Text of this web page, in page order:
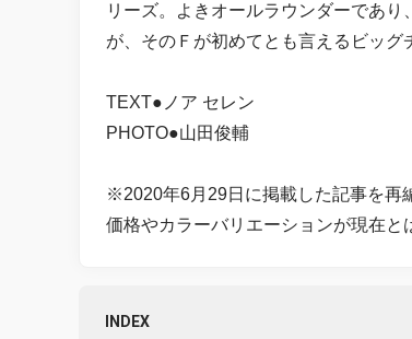
リーズ。よきオールラウンダーであ
が、そのＦが初めてとも言えるビッグ
TEXT●ノア セレン
PHOTO●山田俊輔
※2020年6月29日に掲載した記事を再
価格やカラーバリエーションが現在と
INDEX